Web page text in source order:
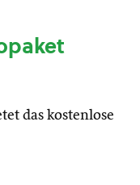
das kostenlose